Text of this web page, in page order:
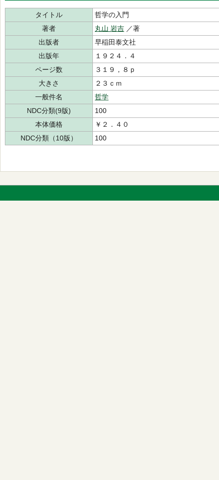
タイトル
哲学の入門
著者
丸山 岩吉 ／著
出版者
早稲田泰文社
出版年
１９２４．４
ページ数
３１９，８ｐ
大きさ
２３ｃｍ
一般件名
哲学
NDC分類(9版)
100
本体価格
￥２．４０
NDC分類（10版）
100